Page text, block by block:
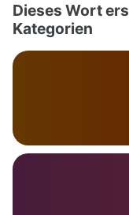
Dieses Wort
Kategorien